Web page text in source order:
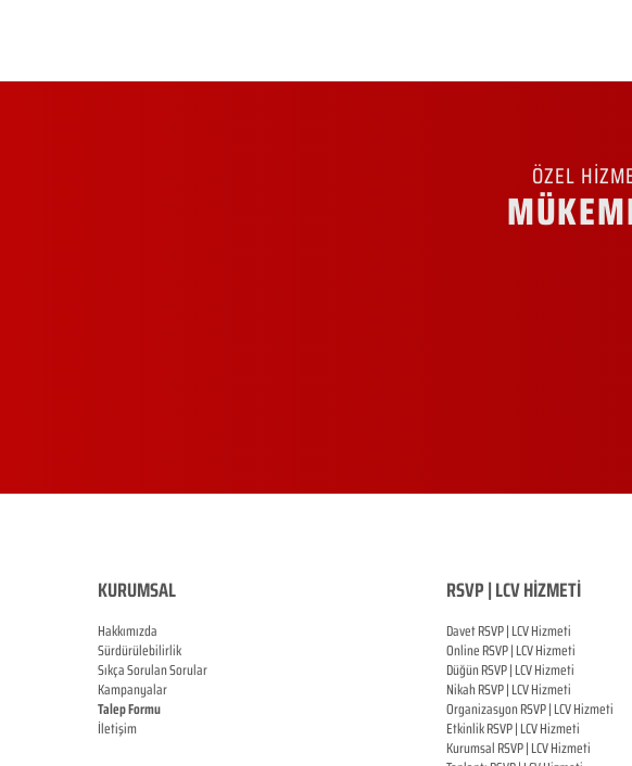
ÖZEL
KURUMSAL
Hakkımızda
Sürdürülebilirlik
Sıkça Sorulan Sorular
Kampanyalar
Talep Formu
İletişim
RSVP | LCV HİZMETİ
Davet RSVP | LCV Hizmeti
OnlineRSVP |LCV Hizmeti
DüğünRSVP |LCV Hizmeti
NikahRSVP |LCV Hizmeti
OrganizasyonRSVP |LCV Hizmeti
EtkinlikRSVP |LCV Hizmeti
KurumsalRSVP |LCV Hizmeti